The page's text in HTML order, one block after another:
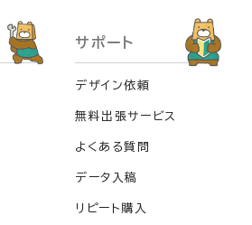
サポート
デザイン依頼
無料出張サービス
よくある質問
データ入稿
リピート購入